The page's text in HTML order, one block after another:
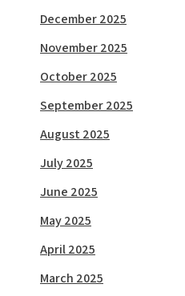
December 2025
November 2025
October 2025
September 2025
August 2025
July 2025
June 2025
May 2025
April 2025
March 2025